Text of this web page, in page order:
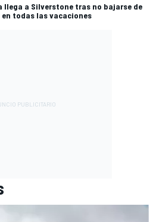
llega a Silverstone tras no bajarse de
todas las vacaciones